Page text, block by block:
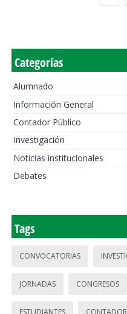
Categorías
Alumnado
Información General
Contador Público
Investigación
Noticias institucionales
Debates
Tags
CONVOCATORIAS
JORNADAS CONGRESOS